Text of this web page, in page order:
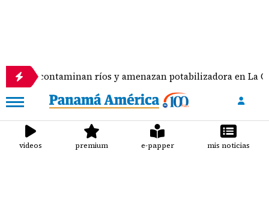
ríos y amenazan potabilizadora en La Chorrera
videos premium e-papper mis noticias